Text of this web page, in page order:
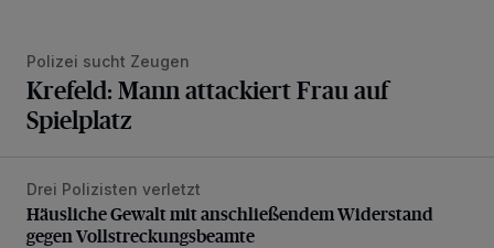
Polizei sucht Zeugen
Krefeld: Mann attackiert Frau auf
Spielplatz
Häusliche Gewalt mit anschließendem Widerstand gegen
Drei Polizisten verletzt
Häusliche Gewalt mit anschließendem Widerstand
gegen Vollstreckungsbeamte